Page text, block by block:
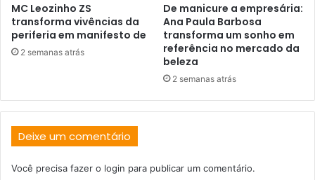
MC Leozinho ZS
transforma vivências da
periferia em manifesto de
2 semanas atrás
De manicure a empresária:
Ana Paula Barbosa
transforma um sonho em
referência no mercado da
beleza
2 semanas atrás
Deixe um comentário
Você precisa fazer o login para publicar um comentário.